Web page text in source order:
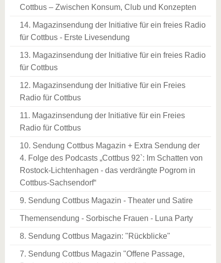
Cottbus – Zwischen Konsum, Club und Konzepten
14. Magazinsendung der Initiative für ein freies Radio
für Cottbus - Erste Livesendung
13. Magazinsendung der Initiative für ein freies Radio
für Cottbus
12. Magazinsendung der Initiative für ein Freies
Radio für Cottbus
11. Magazinsendung der Initiative für ein Freies
Radio für Cottbus
10. Sendung Cottbus Magazin + Extra Sendung der
4. Folge des Podcasts „Cottbus 92`: Im Schatten von
Rostock-Lichtenhagen - das verdrängte Pogrom in
Cottbus-Sachsendorf“
9. Sendung Cottbus Magazin - Theater und Satire
Themensendung - Sorbische Frauen - Luna Party
8. Sendung Cottbus Magazin: "Rückblicke"
7. Sendung Cottbus Magazin "Offene Passage,